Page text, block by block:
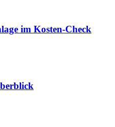
im Kosten-Check